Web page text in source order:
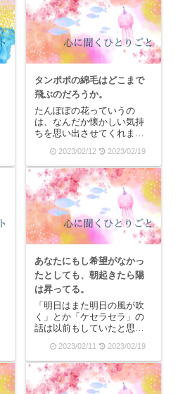
母親が透明のゴミ袋に入れ
て捨てているのを、何度も
見たのです。そう、ぬい
ぐ...
タンポポの綿毛はどこまで
飛ぶのだろうか。
たんぽぽの花っていうの
は、なんだか懐かしい気持
ちを思い出させてくれま
とたんぽぽを摘みに行った
からかもしれないし、妹と
シロツメクサの草冠を作っ
た覚えがあるからかもしれ
ない。だけど、春になるた
びになんだかちょっと切な
い気...
2023/02/12 2023/02/19
あなたにもし希望がなかっ
たとしても、朝起きたら陽
は昇ってる。
「明日はまた明日の風が吹
く」とか「ケセラセラ」の
話は以前もしていたと思い
性」と考えた時に、私は一
人の人と上手くいかないこ
とがあると「ああ、もうダ
メだ…すべて終わりだ…」
2023/02/11 2023/02/19